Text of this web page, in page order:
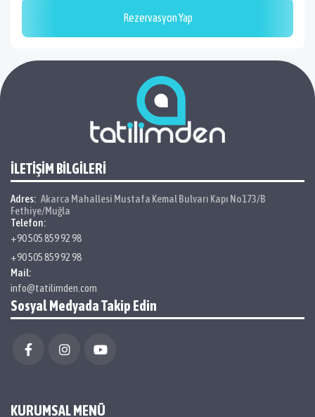
Rezervasyon Yap
İLETİŞİM BİLGİLERİ
Adres: Akarca Mahallesi Mustafa Kemal Bulvarı Kapı No173/B
Fethiye/Muğla
Telefon:
+90 505 859 92 98
+90 505 859 92 98
Mail:
info@tatilimden.com
Sosyal Medyada Takip Edin
KURUMSAL MENÜ